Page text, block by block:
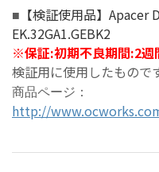
■
【検証使用品】
EK.32GA1.GEBK2
※保証:初期不良期間:2週
検証用に使用したもので
商品ページ：
http://